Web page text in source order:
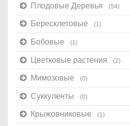
Плодовые Деревья (54)
Бересклетовые (1)
Бобовые (1)
Цветковые растения (2)
Мимозовые (0)
Суккуленты (0)
Крыжовниковые (1)